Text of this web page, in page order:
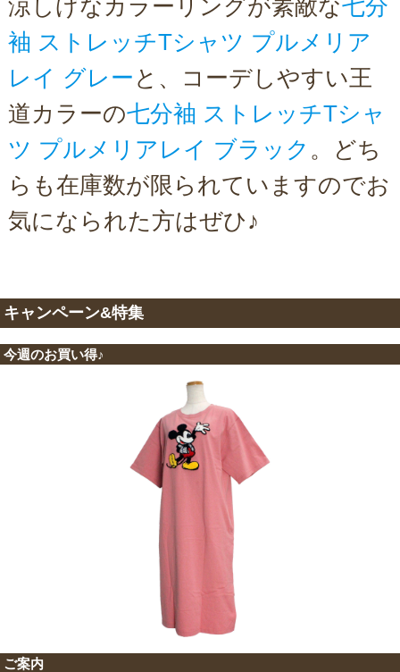
涼しげなカラーリングが素敵な七分
袖 ストレッチTシャツ プルメリア
レイ グレー と、コーデしやすい王
道カラーの七分袖 ストレッチTシャ
ツ プルメリアレイ ブラック 。どち
らも在庫数が限られていますのでお
気になられた方はぜひ♪
キャンペーン&特集
今週のお買い得♪
ご案内